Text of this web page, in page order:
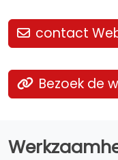
contact
Bezoek de